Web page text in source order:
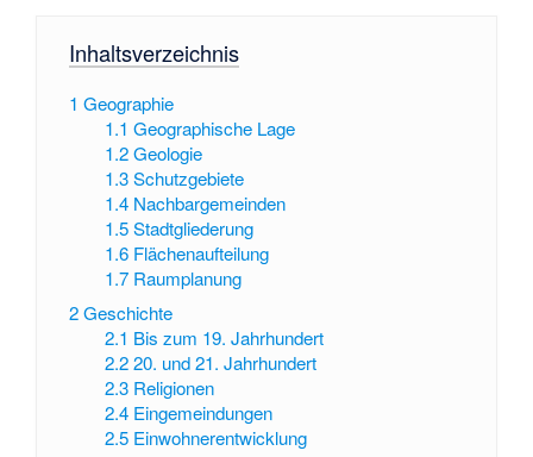
Inhaltsverzeichnis
1 Geographie
1.1 Geographische Lage
1.2 Geologie
1.3 Schutzgebiete
1.4 Nachbargemeinden
1.5 Stadtgliederung
1.6 Flächenaufteilung
1.7 Raumplanung
2Geschichte
2.1 Bis zum 19. Jahrhundert
2.2 20. und 21. Jahrhundert
2.3 Religionen
2.4 Eingemeindungen
2.5 Einwohnerentwicklung